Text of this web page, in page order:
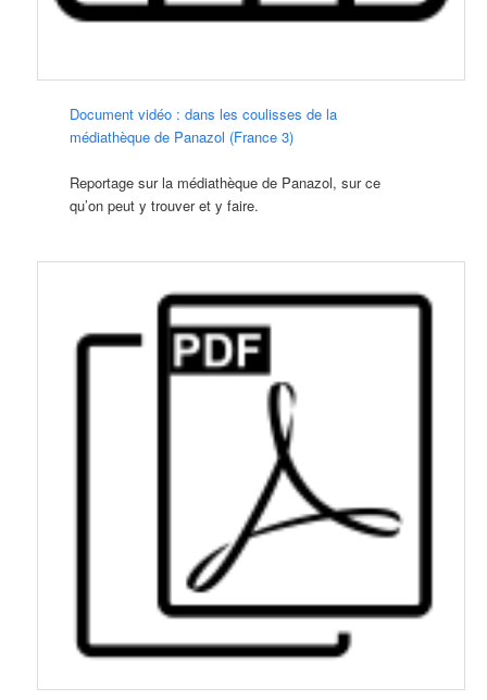
Document vidéo : dans les coulisses de la
médiathèque de Panazol (France 3)
Reportage sur la médiathèque de Panazol, sur ce
qu’on peut y trouver et y faire.